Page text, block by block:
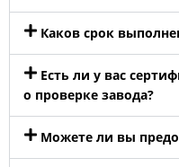
Каков срок
Есть ли у вас
о проверке завода?
Можете ли вы